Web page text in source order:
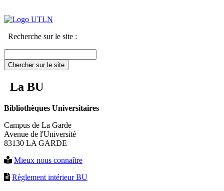
Recherche sur le site :
Chercher sur le site
La BU
Bibliothèques Universitaires
Campus de La Garde
Avenue de l'Université
83130 LA GARDE
Mieux nous connaître
Règlement intérieur BU